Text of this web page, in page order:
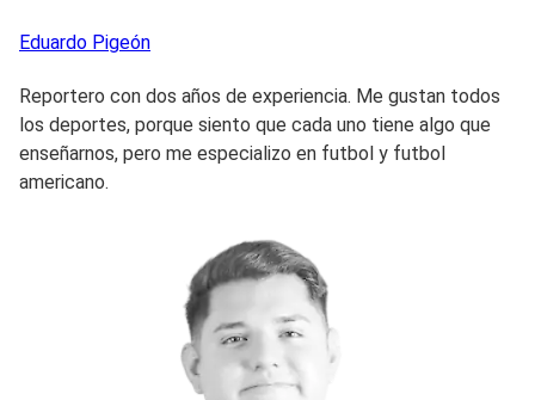
Eduardo Pigeón
Reportero con dos años de experiencia. Me gustan todos
los deportes, porque siento que cada uno tiene algo que
enseñarnos, pero me especializo en futbol y futbol
americano.